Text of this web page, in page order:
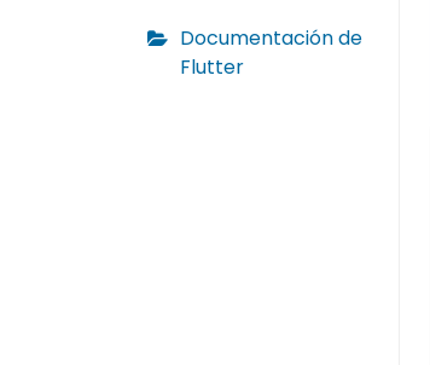
Documentación de
Flutter